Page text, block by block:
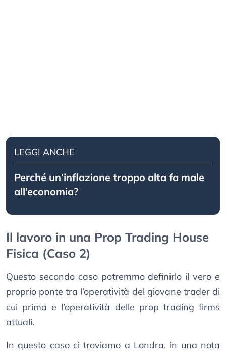
LEGGI ANCHE
Perché un’inflazione troppo alta fa male
all’economia?
Il lavoro in una Prop Trading House
Fisica (Caso 2)
Questo secondo caso potremmo definirlo il vero e
proprio ponte tra l’operatività del giovane trader di
cui prima e l’operatività delle prop trading firms
attuali.
In questo caso ci troviamo a Londra, in una nota